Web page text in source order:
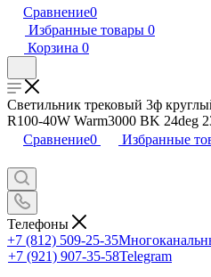
Сравнение0
Избранные товары 0
Корзина 0
Светильник трековый 3ф
R100-40W Warm3000 BK 24deg
Сравнение0 Избранные
Телефоны
+7 (812) 509-25-35
+7 (921) 907-35-58Telegram